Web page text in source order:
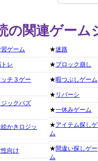
の関連ゲーム
ゲーム
トレ
ッチ３ゲー
ジックパズ
絵かきロジッ
向け
★迷路
★ブロック崩し
★暇つぶしゲーム
★ リバーシ
★一休みゲーム
★アイテム探し
ム
★間違い探しゲー
ム